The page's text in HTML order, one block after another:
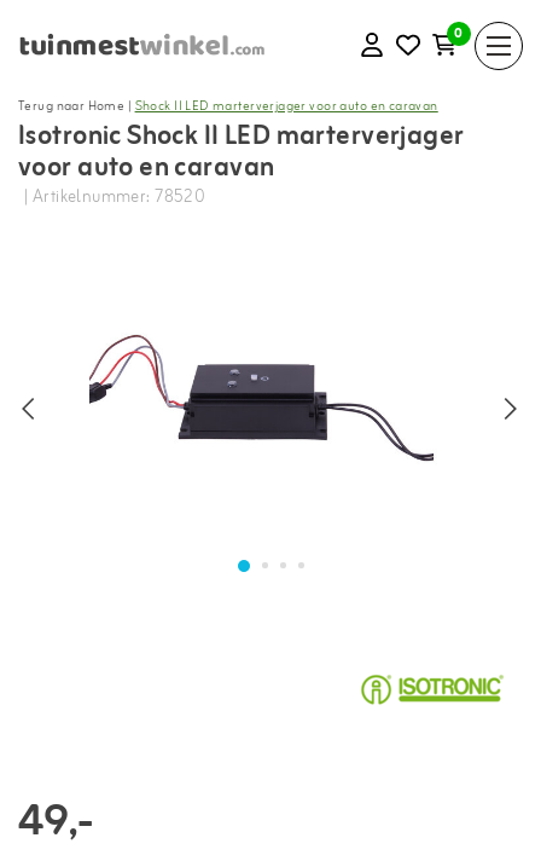
0
Terug naar Home |Shock II LED marterverjager voor auto en caravan
Isotronic Shock II LED marterverjager
voor auto en caravan
| Artikelnummer: 78520
49,-